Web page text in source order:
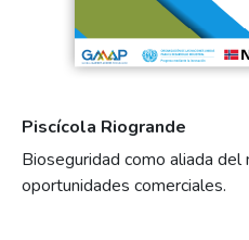
Piscícola Riogrande
Bioseguridad como aliada del
oportunidades comerciales.